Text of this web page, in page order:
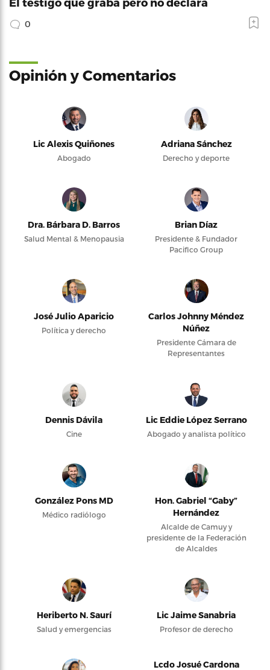
0
Opinión y Comentarios
Lic Alexis Quiñones
Abogado
Adriana Sánchez
Derecho y deporte
Dra. Bárbara D. Barros
Salud Mental & Menopausia
Brian Díaz
Presidente & Fundador
Pacifico Group
José Julio Aparicio
Política y derecho
Carlos Johnny Méndez
Núñez
Presidente Cámara de
Representantes
Dennis Dávila
Cine
Lic Eddie López Serrano
Abogado y analista político
González Pons MD
Médico radiólogo
Hon. Gabriel “Gaby”
Hernández
Alcalde de Camuy y
presidente de la Federación
de Alcaldes
Heriberto N. Saurí
Salud y emergencias
Lic Jaime Sanabria
Profesor de derecho
Lcdo Josué Cardona